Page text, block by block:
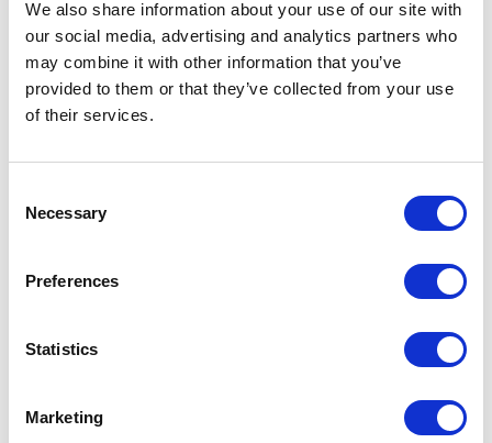
We also share information about your use of our site with
our social media, advertising and analytics partners who
may combine it with other information that you’ve
provided to them or that they’ve collected from your use
of their services.
Selection
Necessary
Preferences
Statistics
Marketing
PAŹ
Automatyzacji
zmienią Twój biznes
ogromnej ilości napływających